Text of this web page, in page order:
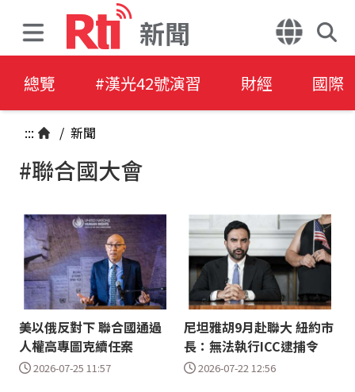
新聞
總覽 #漢光42號演習 財經 國際
::: / 新聞
#聯合國大會
美以俄反對下 聯合國通過
人權高專圖克續任案
2026-07-25 11:57
尼坦雅胡9月赴聯大 紐約市
長：無法執行ICC逮捕令
2026-07-22 12:56